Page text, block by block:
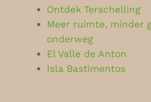
Ontdek Terschelling
Meer ruimte, minder
onderweg
El Valle de Anton
Isla Bastimentos